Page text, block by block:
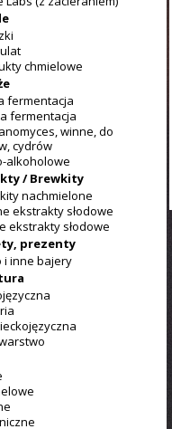
chmielowe
fermentacja
fermentacja
winne, do
cydrów
alkoholowe
/ Brewkity
nachmielone
ekstrakty słodowe
ekstrakty słodowe
prezenty
i inne bajery